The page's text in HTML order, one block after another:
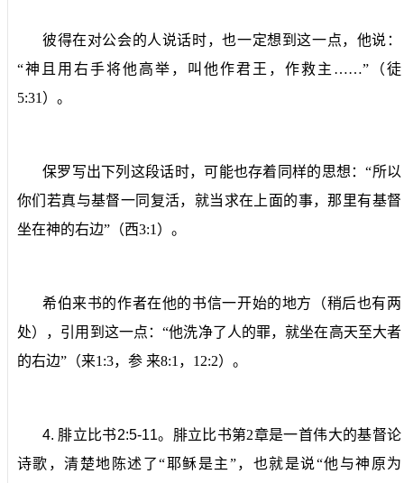
彼得在对公会的人说话时，也一定想到这一点，他说：
“神且用右手将他高举，叫他作君王，作救主……”（徒
5:31 ）。
保罗写出下列这段话时，可能也存着同样的思想：“所以
你们若真与基督一同复活，就当求在上面的事，那里有基督
坐在神的右边”（西3:1 ）。
希伯来书的作者在他的书信一开始的地方（稍后也有两
处），引用到这一点：“他洗净了人的罪，就坐在高天至大者
的右边”（来1:3，参 来8:1 ， 12:2）。
4. 腓立比书2:5-11。 腓立比书第2章是一首伟大的基督论
诗歌，清楚地陈述了“耶稣是主”，也就是说“他与神原为